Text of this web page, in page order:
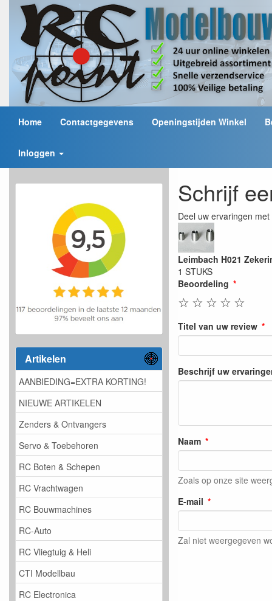
Home Contactgegevens Openingstijden Winkel
Inloggen
Artikelen
AANBIEDING=EXTRA KORTING!
NIEUWE ARTIKELEN
Zenders & Ontvangers
Servo & Toebehoren
RC Boten & Schepen
RC Vrachtwagen
RC Bouwmachines
RC-Auto
RC Vliegtuig & Heli
CTI Modellbau
RC Electronica
Schrijf
Deel uw ervaringen
Leimbach H021
1 STUKS
Beoordeling
☆
☆
☆
☆
☆
Titel van uw review
Beschrijf uw
Naam
Zoals op onze site
E-mail
Zal niet weergegeven